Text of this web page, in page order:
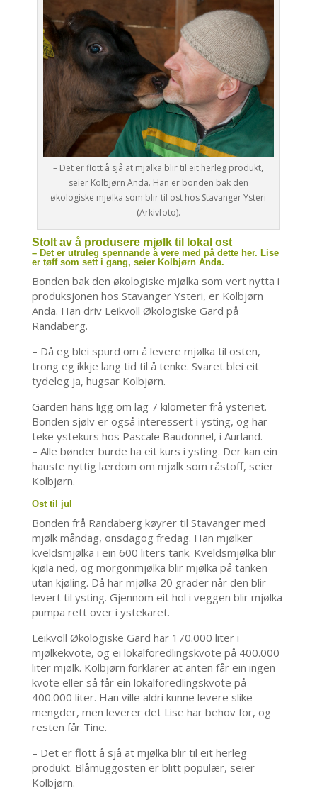
– Det er flott å sjå at mjølka blir til eit herleg produkt,
seier Kolbjørn Anda. Han er bonden bak den
økologiske mjølka som blir til ost hos Stavanger Ysteri
(Arkivfoto).
Stolt av å produsere mjølk til lokal ost
– Det er utruleg spennande å vere med på dette her. Lise
er tøff som sett i gang, seier Kolbjørn Anda.
Bonden bak den økologiske mjølka som vert nytta i
produksjonen hos Stavanger Ysteri, er Kolbjørn
Anda. Han driv Leikvoll Økologiske Gard på
Randaberg.
– Då eg blei spurd om å levere mjølka til osten,
trong eg ikkje lang tid til å tenke. Svaret blei eit
tydeleg ja, hugsar Kolbjørn.
Garden hans ligg om lag 7 kilometer frå ysteriet.
Bonden sjølv er også interessert i ysting, og har
teke ystekurs hos Pascale Baudonnel, i Aurland.
– Alle bønder burde ha eit kurs i ysting. Der kan ein
hauste nyttig lærdom om mjølk som råstoff, seier
Kolbjørn.
Ost til jul
Bonden frå Randaberg køyrer til Stavanger med
mjølk måndag, onsdagog fredag. Han mjølker
kveldsmjølka i ein 600 liters tank. Kveldsmjølka blir
kjøla ned, og morgonmjølka blir mjølka på tanken
utan kjøling. Då har mjølka 20 grader når den blir
levert til ysting. Gjennom eit hol i veggen blir mjølka
pumpa rett over i ystekaret.
Leikvoll Økologiske Gard har 170.000 liter i
mjølkekvote, og ei lokalforedlingskvote på 400.000
liter mjølk. Kolbjørn forklarer at anten får ein ingen
kvote eller så får ein lokalforedlingskvote på
400.000 liter. Han ville aldri kunne levere slike
mengder, men leverer det Lise har behov for, og
resten får Tine.
– Det er flott å sjå at mjølka blir til eit herleg
produkt. Blåmuggosten er blitt populær, seier
Kolbjørn.